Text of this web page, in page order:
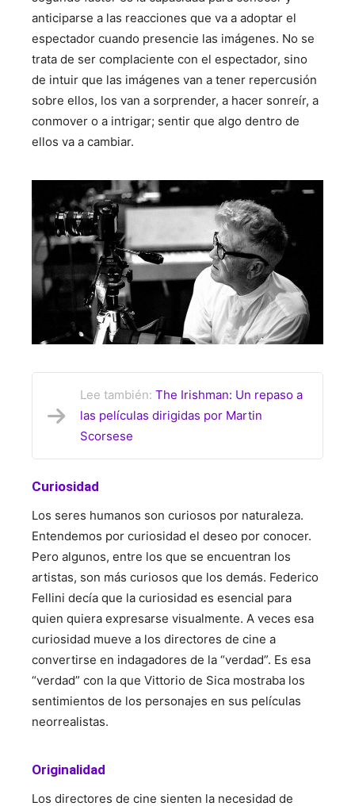
anticiparse a las reacciones que va a adoptar el
espectador cuando presencie las imágenes. No se
trata de ser complaciente con el espectador, sino
de intuir que las imágenes van a tener repercusión
sobre ellos, los van a sorprender, a hacer sonreír, a
conmover o a intrigar; sentir que algo dentro de
ellos va a cambiar.
Lee también: The Irishman: Un repaso a
las películas dirigidas por Martin
Scorsese
Curiosidad
Los seres humanos son curiosos por naturaleza.
Entendemos por curiosidad el deseo por conocer.
Pero algunos, entre los que se encuentran los
artistas, son más curiosos que los demás. Federico
Fellini decía que la curiosidad es esencial para
quien quiera expresarse visualmente. A veces esa
curiosidad mueve a los directores de cine a
convertirse en indagadores de la “verdad”. Es esa
“verdad” con la que Vittorio de Sica mostraba los
sentimientos de los personajes en sus películas
neorrealistas.
Originalidad
Los directores de cine sienten la necesidad de